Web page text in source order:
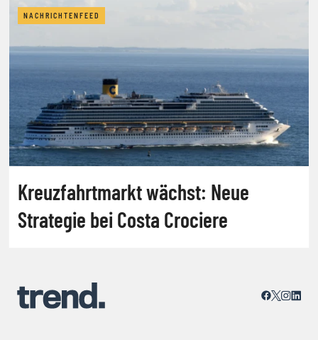
NACHRICHTENFEED
Kreuzfahrtmarkt wächst: Neue
Strategie bei Costa Crociere